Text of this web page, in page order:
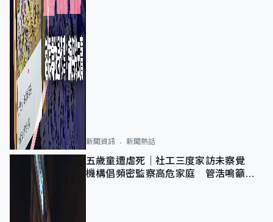
新聞資訊 新聞熱話
五歲童遭虐死｜社工三度家訪未察覺
機構倡頻密監察高危家庭 管浩鳴籲加